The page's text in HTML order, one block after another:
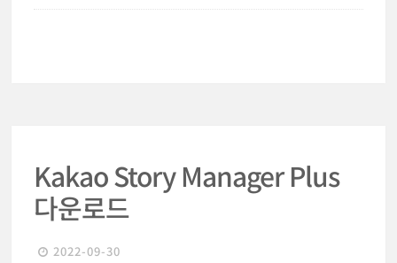
Kakao Story Manager Plus
다운로드
2022-09-30